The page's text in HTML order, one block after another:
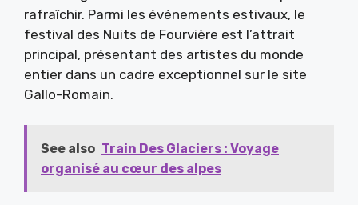
rafraîchir. Parmi les événements estivaux, le
festival des Nuits de Fourvière est l’attrait
principal, présentant des artistes du monde
entier dans un cadre exceptionnel sur le site
Gallo-Romain.
See also Train Des Glaciers : Voyage
organisé au cœur des alpes